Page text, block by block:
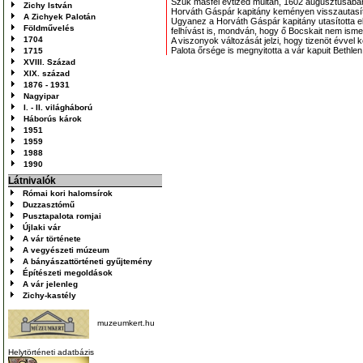
Zichy István
A Zichyek Palotán
Földművelés
1704
1715
XVIII. Század
XIX. század
1876 - 1931
Nagyipar
I. - II. világháború
Háborús károk
1951
1959
1988
1990
Látnivalók
Római kori halomsírok
Duzzasztómű
Pusztapalota romjai
Újlaki vár
A vár története
A vegyészeti múzeum
A bányászattörténeti gyűjtemény
Építészeti megoldások
A vár jelenleg
Zichy-kastély
muzeumkert.hu
Helytörténeti adatbázis
Horváth Gáspár kapitány keményen
Ugyanez a Horváth Gáspár kapitány utasította
felhívást is, mondván, hogy ő Bocskait nem
A viszonyok változását jelzi, hogy tizenöt évvel
Palota őrsége is megnyitotta a vár kapuit